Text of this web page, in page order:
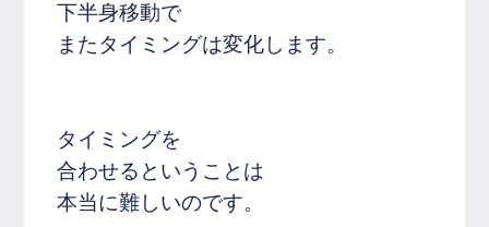
下半身移動で
またタイミングは変化します。
タイミングを
合わせるということは
本当に難しいのです。